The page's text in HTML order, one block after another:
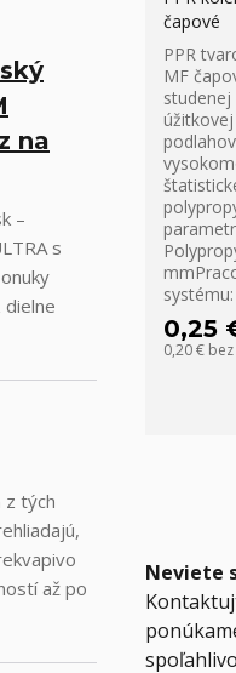
čapové
PPR
MF
systému:
0,25
0,20 € bez
Neviete
na
–
s
dielne
z tých
až po